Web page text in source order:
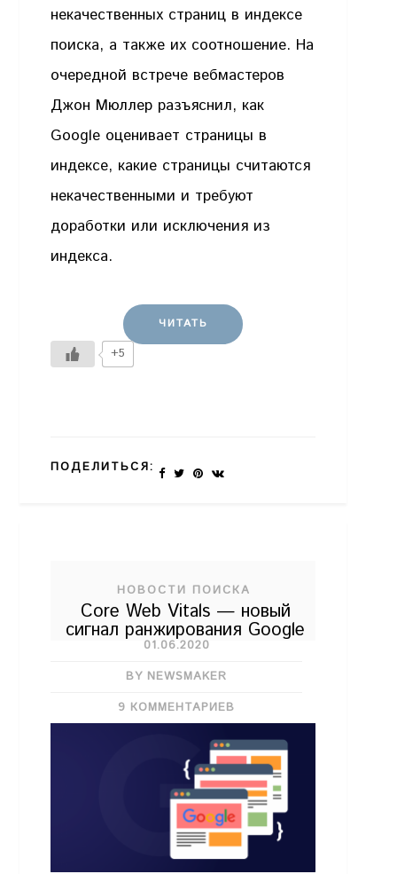
некачественных страниц в индексе
поиска, а также их соотношение. На
очередной встрече вебмастеров
Джон Мюллер разъяснил, как
Google оценивает страницы в
индексе, какие страницы считаются
некачественными и требуют
доработки или исключения из
индекса.
ЧИТАТЬ
+5
ПОДЕЛИТЬСЯ:
НОВОСТИ ПОИСКА
Core Web Vitals — новый
сигнал ранжирования Google
01.06.2020
BY NEWSMAKER
9 КОММЕНТАРИЕВ